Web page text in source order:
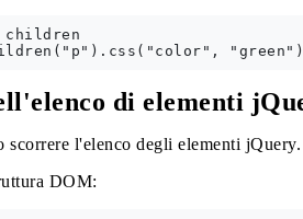
di elementi
scorrere l'elenco degli elementi jQuery.
DOM: